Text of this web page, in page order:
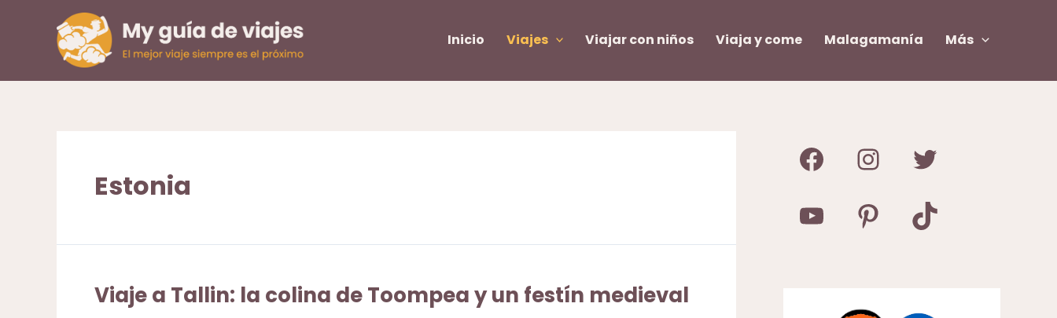
contenido
Inicio Viajes Viajar con niños Viaja y come Malagamanía Más
Estonia
Viaje a Tallin: la colina de Toompea y un festín medieval
Facebook Instagram
Twitter
YouTube
Pinterest TikTok